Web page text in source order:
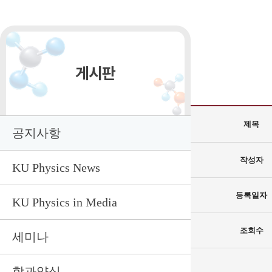
게시판
공지사항
KU Physics News
KU Physics in Media
세미나
제목
작성자
등록일자
조회수